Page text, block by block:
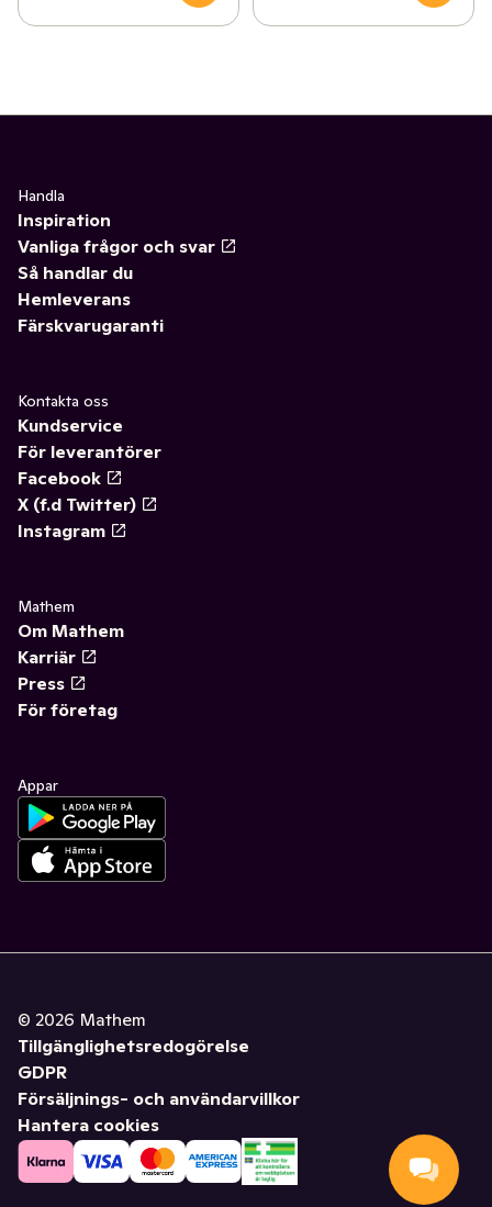
Handla
Inspiration
Vanliga frågor och svar
Så handlar du
Hemleverans
Färskvarugaranti
Kontakta oss
Kundservice
För leverantörer
Facebook
X (f.d Twitter)
Instagram
Mathem
Om Mathem
Karriär
Press
För företag
Appar
© 2026 Mathem
Tillgänglighetsredogörelse
GDPR
Försäljnings- och användarvillkor
Hantera cookies